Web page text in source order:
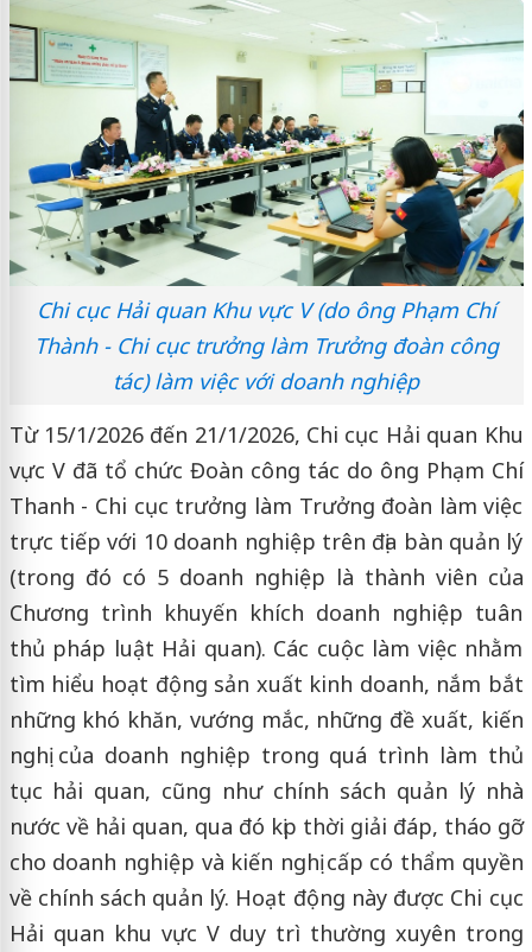
Chi cục Hải quan Khu vực V (do ông Phạm Chí
Thành - Chi cục trưởng làm Trưởng đoàn công
tác) làm việc với doanh nghiệp
Từ 15/1/2026 đến 21/1/2026, Chi cục Hải quan Khu
vực V đã tổ chức Đoàn công tác do ông Phạm Chí
Thanh - Chi cục trưởng làm Trưởng đoàn làm việc
trực tiếp với 10 doanh nghiệp trên địa bàn quản lý
(trong đó có 5 doanh nghiệp là thành viên của
Chương trình khuyến khích doanh nghiệp tuân
thủ pháp luật Hải quan). Các cuộc làm việc nhằm
tìm hiểu hoạt động sản xuất kinh doanh, nắm bắt
những khó khăn, vướng mắc, những đề xuất, kiến
nghị của doanh nghiệp trong quá trình làm thủ
tục hải quan, cũng như chính sách quản lý nhà
nước về hải quan, qua đó kịp thời giải đáp, tháo gỡ
cho doanh nghiệp và kiến nghị cấp có thẩm quyền
về chính sách quản lý. Hoạt động này được Chi cục
Hải quan khu vực V duy trì thường xuyên trong